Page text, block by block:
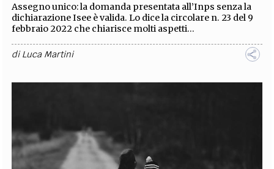
Assegno unico: la domanda presentata all’Inps senza la
dichiarazione Isee è valida. Lo dice la circolare n. 23 del 9
febbraio 2022 che chiarisce molti aspetti...
diLuca Martini